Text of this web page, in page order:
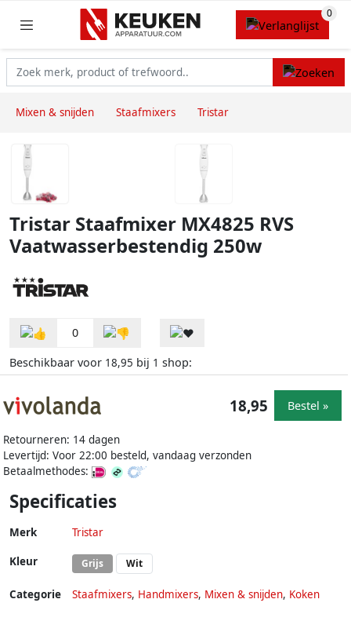
Mixen & snijden Staafmixers Tristar
Tristar Staafmixer MX4825 RVS
Vaatwasserbestendig 250w
0
Beschikbaar voor 18,95 bij 1 shop:
Retourneren: 14 dagen
Levertijd: Voor 22:00 besteld, vandaag verzonden
Betaalmethodes:
18,95 Bestel »
Specificaties
Merk Tristar
Kleur Grijs Wit
Categorie Staafmixers, Handmixers, Mixen & snijden, Koken